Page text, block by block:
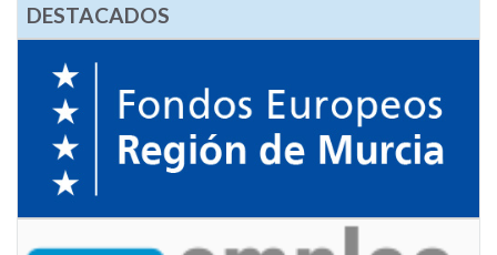
DESTACADOS